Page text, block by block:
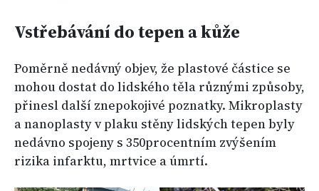
Vstřebávání do tepen a kůže
Poměrně nedávný objev, že plastové částice se
mohou dostat do lidského těla různými způsoby,
přinesl další znepokojivé poznatky. Mikroplasty
a nanoplasty v plaku stěny lidských tepen byly
nedávno spojeny s 350procentním zvýšením
rizika infarktu, mrtvice a úmrtí.